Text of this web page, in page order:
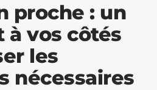
proche : un
à vos côtés
les
nécessaires